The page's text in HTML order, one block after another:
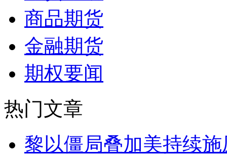
商品期货
金融期货
期权要闻
热门文章
黎以僵局叠加美持续